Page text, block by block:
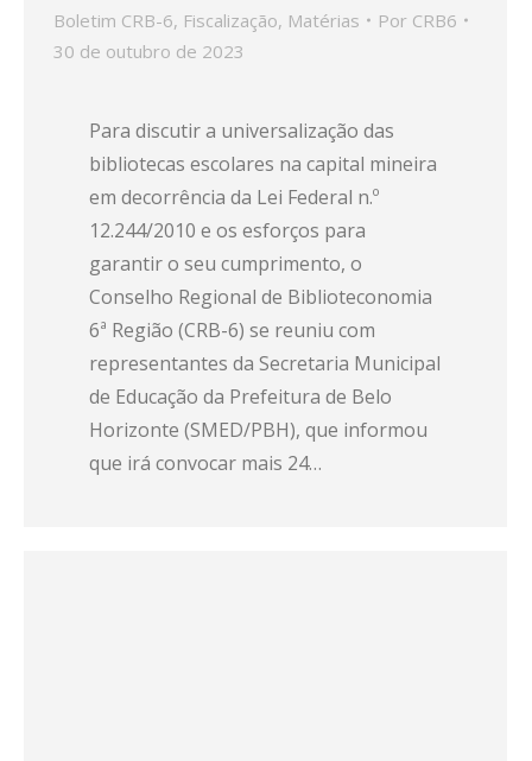
Boletim CRB-6, Fiscalização, Matérias Por CRB6
30 de outubro de 2023
Para discutir a universalização das
bibliotecas escolares na capital mineira
em decorrência da Lei Federal n.º
12.244/2010 e os esforços para
garantir o seu cumprimento, o
Conselho Regional de Biblioteconomia
6ª Região (CRB-6) se reuniu com
representantes da Secretaria Municipal
de Educação da Prefeitura de Belo
Horizonte (SMED/PBH), que informou
que irá convocar mais 24…